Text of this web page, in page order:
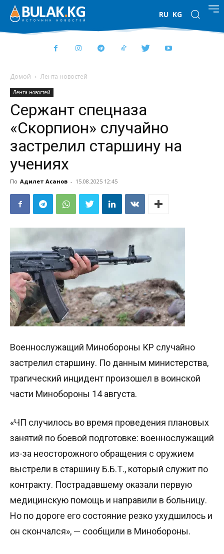
RU KG
Домой Лента новостей
Лента новостей
Сержант спецназа
«Скорпион» случайно
застрелил старшину на
учениях
По Адилет Асанов - 15.08.2025 12:45
Военнослужащий Минобороны КР случайно
застрелил старшину. По данным министерства,
трагический инцидент произошел в воинской
части Минобороны 14 августа.
«ЧП случилось во время проведения плановых
занятий по боевой подготовке: военнослужащий
из-за неосторожного обращения с оружием
выстрели в старшину Б.Б.Т., который служит по
контракту. Пострадавшему оказали первую
медицинскую помощь и направили в больницу.
Но по дороге его состояние резко ухудшилось и
он скончался», — сообщили в Минобороны.